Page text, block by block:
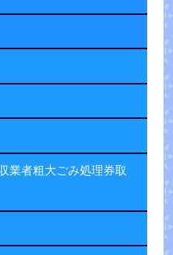
者粗大ごみ処理券取